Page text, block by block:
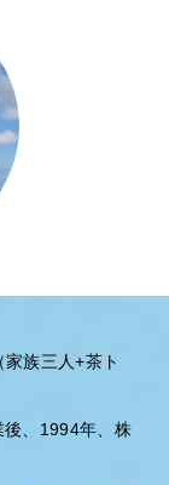
族三人+茶ト
後、1994年、株